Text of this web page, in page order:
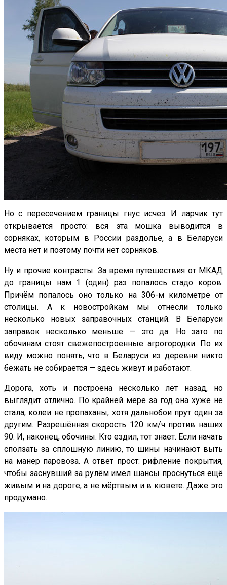
Но с пересечением границы гнус исчез. И ларчик тут
открывается просто: вся эта мошка выводится в
сорняках, которым в России раздолье, а в Беларуси
места нет и поэтому почти нет сорняков.
Ну и прочие контрасты. За время путешествия от МКАД
до границы нам 1 (один) раз попалось стадо коров.
Причём попалось оно только на 306-м километре от
столицы. А к новостройкам мы отнесли только
несколько новых заправочных станций. В Беларуси
заправок несколько меньше — это да. Но зато по
обочинам стоят свежепостроенные агрогородки. По их
виду можно понять, что в Беларуси из деревни никто
бежать не собирается — здесь живут и работают.
Дорога, хоть и построена несколько лет назад, но
выглядит отлично. По крайней мере за год она хуже не
стала, колеи не пропаханы, хотя дальнобои прут один за
другим. Разрешённая скорость 120 км/ч против наших
90. И, наконец, обочины. Кто ездил, тот знает. Если начать
сползать за сплошную линию, то шины начинают выть
на манер паровоза. А ответ прост: рифление покрытия,
чтобы заснувший за рулём имел шансы проснуться ещё
живым и на дороге, а не мёртвым и в кювете. Даже это
продумано.